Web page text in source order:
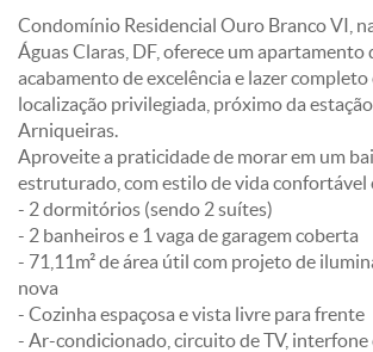
Condomínio Residencial Ouro Branco VI, na
Águas Claras, DF, oferece um apartamento
acabamento de excelência e lazer completo
localização privilegiada, próximo da
Arniqueiras.
Aproveite a praticidade de morar em um
estruturado, com estilo de vida confortável
- 2 dormitórios (sendo 2 suítes)
- 2 banheiros e 1 vaga de garagem coberta
- 71,11m² de área útil com projeto de
nova
- Cozinha espaçosa e vista livre para frente
- Ar-condicionado, circuito de TV, interfone